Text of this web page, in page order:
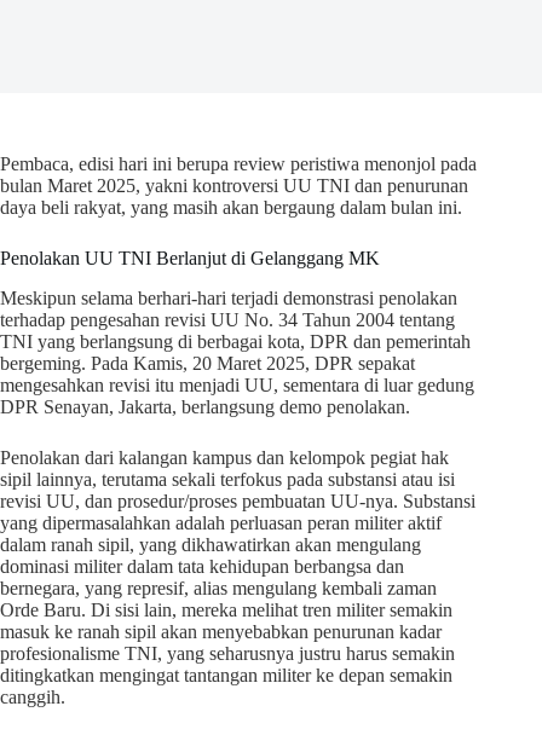
Pembaca, edisi hari ini berupa review peristiwa menonjol pada
bulan Maret 2025, yakni kontroversi UU TNI dan penurunan
daya beli rakyat, yang masih akan bergaung dalam bulan ini.
Penolakan UU TNI Berlanjut di Gelanggang MK
Meskipun selama berhari-hari terjadi demonstrasi penolakan
terhadap pengesahan revisi UU No. 34 Tahun 2004 tentang
TNI yang berlangsung di berbagai kota, DPR dan pemerintah
bergeming. Pada Kamis, 20 Maret 2025, DPR sepakat
mengesahkan revisi itu menjadi UU, sementara di luar gedung
DPR Senayan, Jakarta, berlangsung demo penolakan.
Penolakan dari kalangan kampus dan kelompok pegiat hak
sipil lainnya, terutama sekali terfokus pada substansi atau isi
revisi UU, dan prosedur/proses pembuatan UU-nya. Substansi
yang dipermasalahkan adalah perluasan peran militer aktif
dalam ranah sipil, yang dikhawatirkan akan mengulang
dominasi militer dalam tata kehidupan berbangsa dan
bernegara, yang represif, alias mengulang kembali zaman
Orde Baru. Di sisi lain, mereka melihat tren militer semakin
masuk ke ranah sipil akan menyebabkan penurunan kadar
profesionalisme TNI, yang seharusnya justru harus semakin
ditingkatkan mengingat tantangan militer ke depan semakin
canggih.